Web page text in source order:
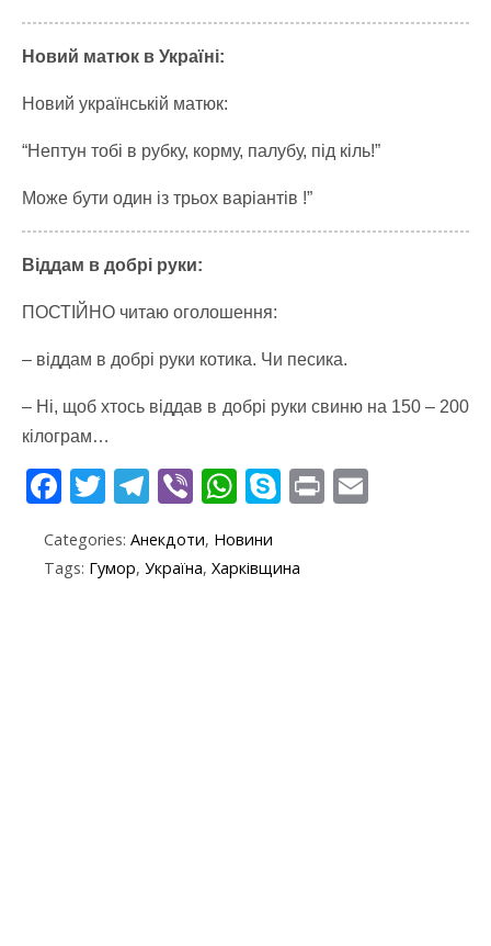
Новий матюк в Україні:
Новий українській матюк:
“Нептун тобі в рубку, корму, палубу, під кіль!”
Може бути один із трьох варіантів !”
Віддам в добрі руки:
ПОСТІЙНО читаю оголошення:
– віддам в добрі руки котика. Чи песика.
– Ні, щоб хтось віддав в добрі руки свиню на 150 – 200
кілограм…
F
e
b
T
itt
er
T
e
gr
Vi
er
W
at
S
y
Pr
Categories: Анекдоти, Новини
Tags: Гумор, Україна, Харківщина